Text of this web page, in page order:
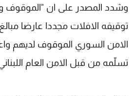
وشدد المصدر على ان "الموقوف
توقيفه الافلات مجددا عارضا
الامن السوري الموقوف لديهم
تسلّمه من قبل الامن العام